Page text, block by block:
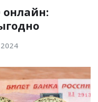
онлайн: